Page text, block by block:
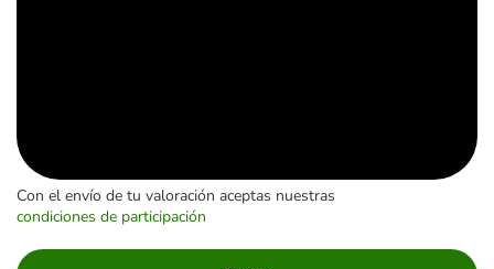
Con el envío de tu valoración aceptas nuestras
condiciones de participación